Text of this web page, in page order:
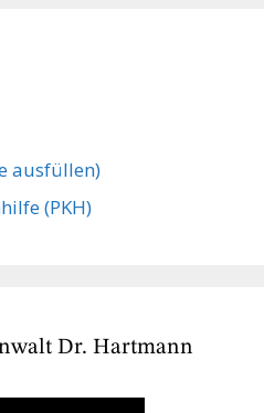
ausfüllen)
(PKH)
Dr. Hartmann